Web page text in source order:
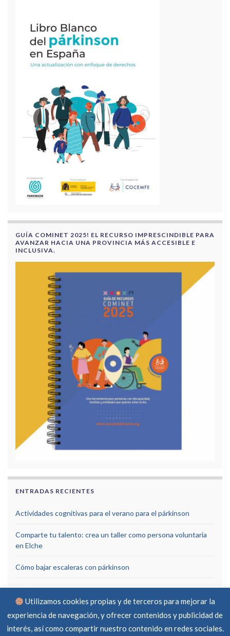
GUÍA COMINET 2025! EL RECURSO IMPRESCINDIBLE PARA
AVANZAR HACIA UNA PROVINCIA MÁS ACCESIBLE E
INCLUSIVA.
ENTRADAS RECIENTES
Actividades cognitivas para el verano para el párkinson
Comparte tu talento: crea un taller como persona voluntaria
en Elche
Cómo bajar escaleras con párkinson
Utilizamos cookies propias y de terceros para mejorar la
experiencia de navegación, y ofrecer contenidos y publicidad de
interés, así como compartir nuestro contenido en redes sociales.